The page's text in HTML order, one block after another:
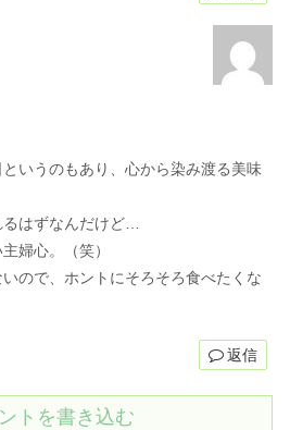
いうのもあり、心から染み渡る美味
るはずなんだけど…
婦心。（笑）
ので、ホントにそろそろ食べたくな
返信
トを書き込む